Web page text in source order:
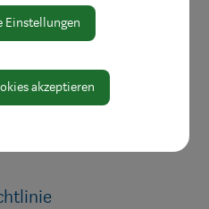
Einstellungen
akzeptieren